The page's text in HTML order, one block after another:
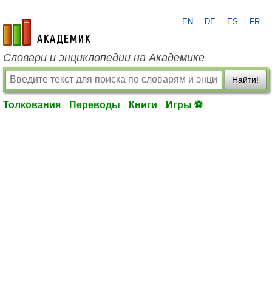
academic.ru
EN DE ES FR
Словари и энциклопедии на Академике
Найти!
Толкования Переводы Книги Игры ⚽